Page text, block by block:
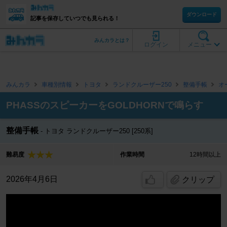
記事を保存していつでも見られる！
ダウンロード
メニュー
ログイン
みんカラとは？
みんカラ 車種別情報 トヨタ ランドクルーザー250 整備手帳 オ
PHASSのスピーカーをGOLDHORNで鳴らす
整備手帳 トヨタ ランドクルーザー250 [250系]
難易度 作業時間 12時間以上
2026年4月6日 クリップ